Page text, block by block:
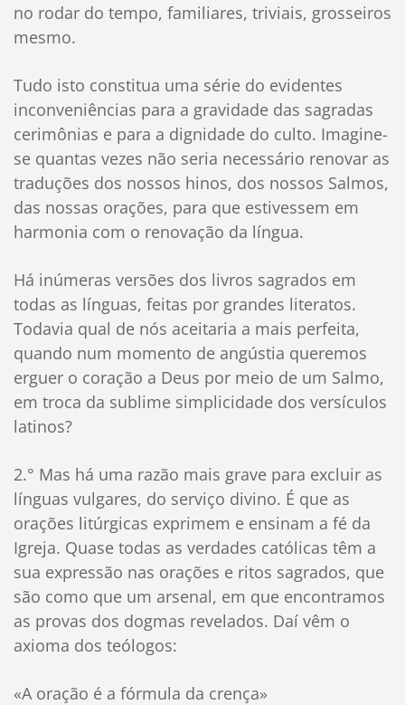
no rodar do tempo, familiares, triviais, grosseiros
mesmo.
Tudo isto constitua uma série do evidentes
inconveniências para a gravidade das sagradas
cerimônias e para a dignidade do culto. Imagine-
se quantas vezes não seria necessário renovar as
traduções dos nossos hinos, dos nossos Salmos,
das nossas orações, para que estivessem em
harmonia com o renovação da língua.
Há inúmeras versões dos livros sagrados em
todas as línguas, feitas por grandes literatos.
Todavia qual de nós aceitaria a mais perfeita,
quando num momento de angústia queremos
erguer o coração a Deus por meio de um Salmo,
em troca da sublime simplicidade dos versículos
latinos?
2.° Mas há uma razão mais grave para excluir as
línguas vulgares, do serviço divino. É que as
orações litúrgicas exprimem e ensinam a fé da
Igreja. Quase todas as verdades católicas têm a
sua expressão nas orações e ritos sagrados, que
são como que um arsenal, em que encontramos
as provas dos dogmas revelados. Daí vêm o
axioma dos teólogos:
«A oração é a fórmula da crença»